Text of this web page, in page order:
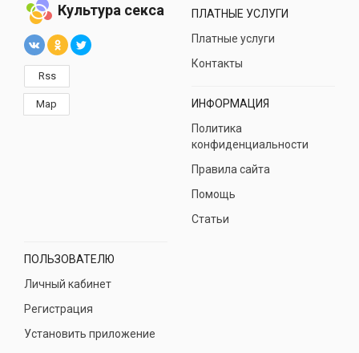
Культура секса
Rss
Map
ПЛАТНЫЕ УСЛУГИ
Платные услуги
Контакты
ИНФОРМАЦИЯ
Политика
конфиденциальности
Правила сайта
Помощь
Статьи
ПОЛЬЗОВАТЕЛЮ
Личный кабинет
Регистрация
Установить приложение